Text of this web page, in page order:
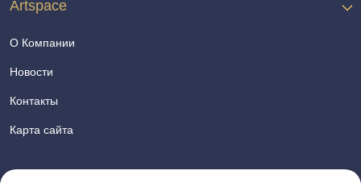
Artspace
О Компании
Новости
Контакты
Карта сайта